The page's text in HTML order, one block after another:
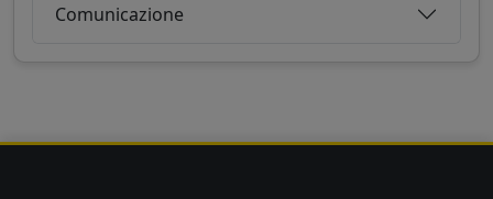
Comunicazione